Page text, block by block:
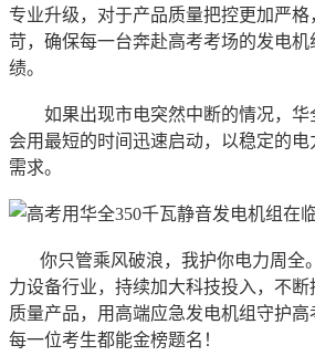
专业升级，对于产品质量把控更加严
苛，确保每一台奔赴高考考场的发电
绩。
如果出现市电突然中断的情况，华
会用最短的时间迅速启动，以稳定的
需求。
你只管乘风破浪，我护你电力周全
力设备行业，持续加大科技投入，不
质量产品，用高端应急发电机组守护
每一位考生都能金榜题名！